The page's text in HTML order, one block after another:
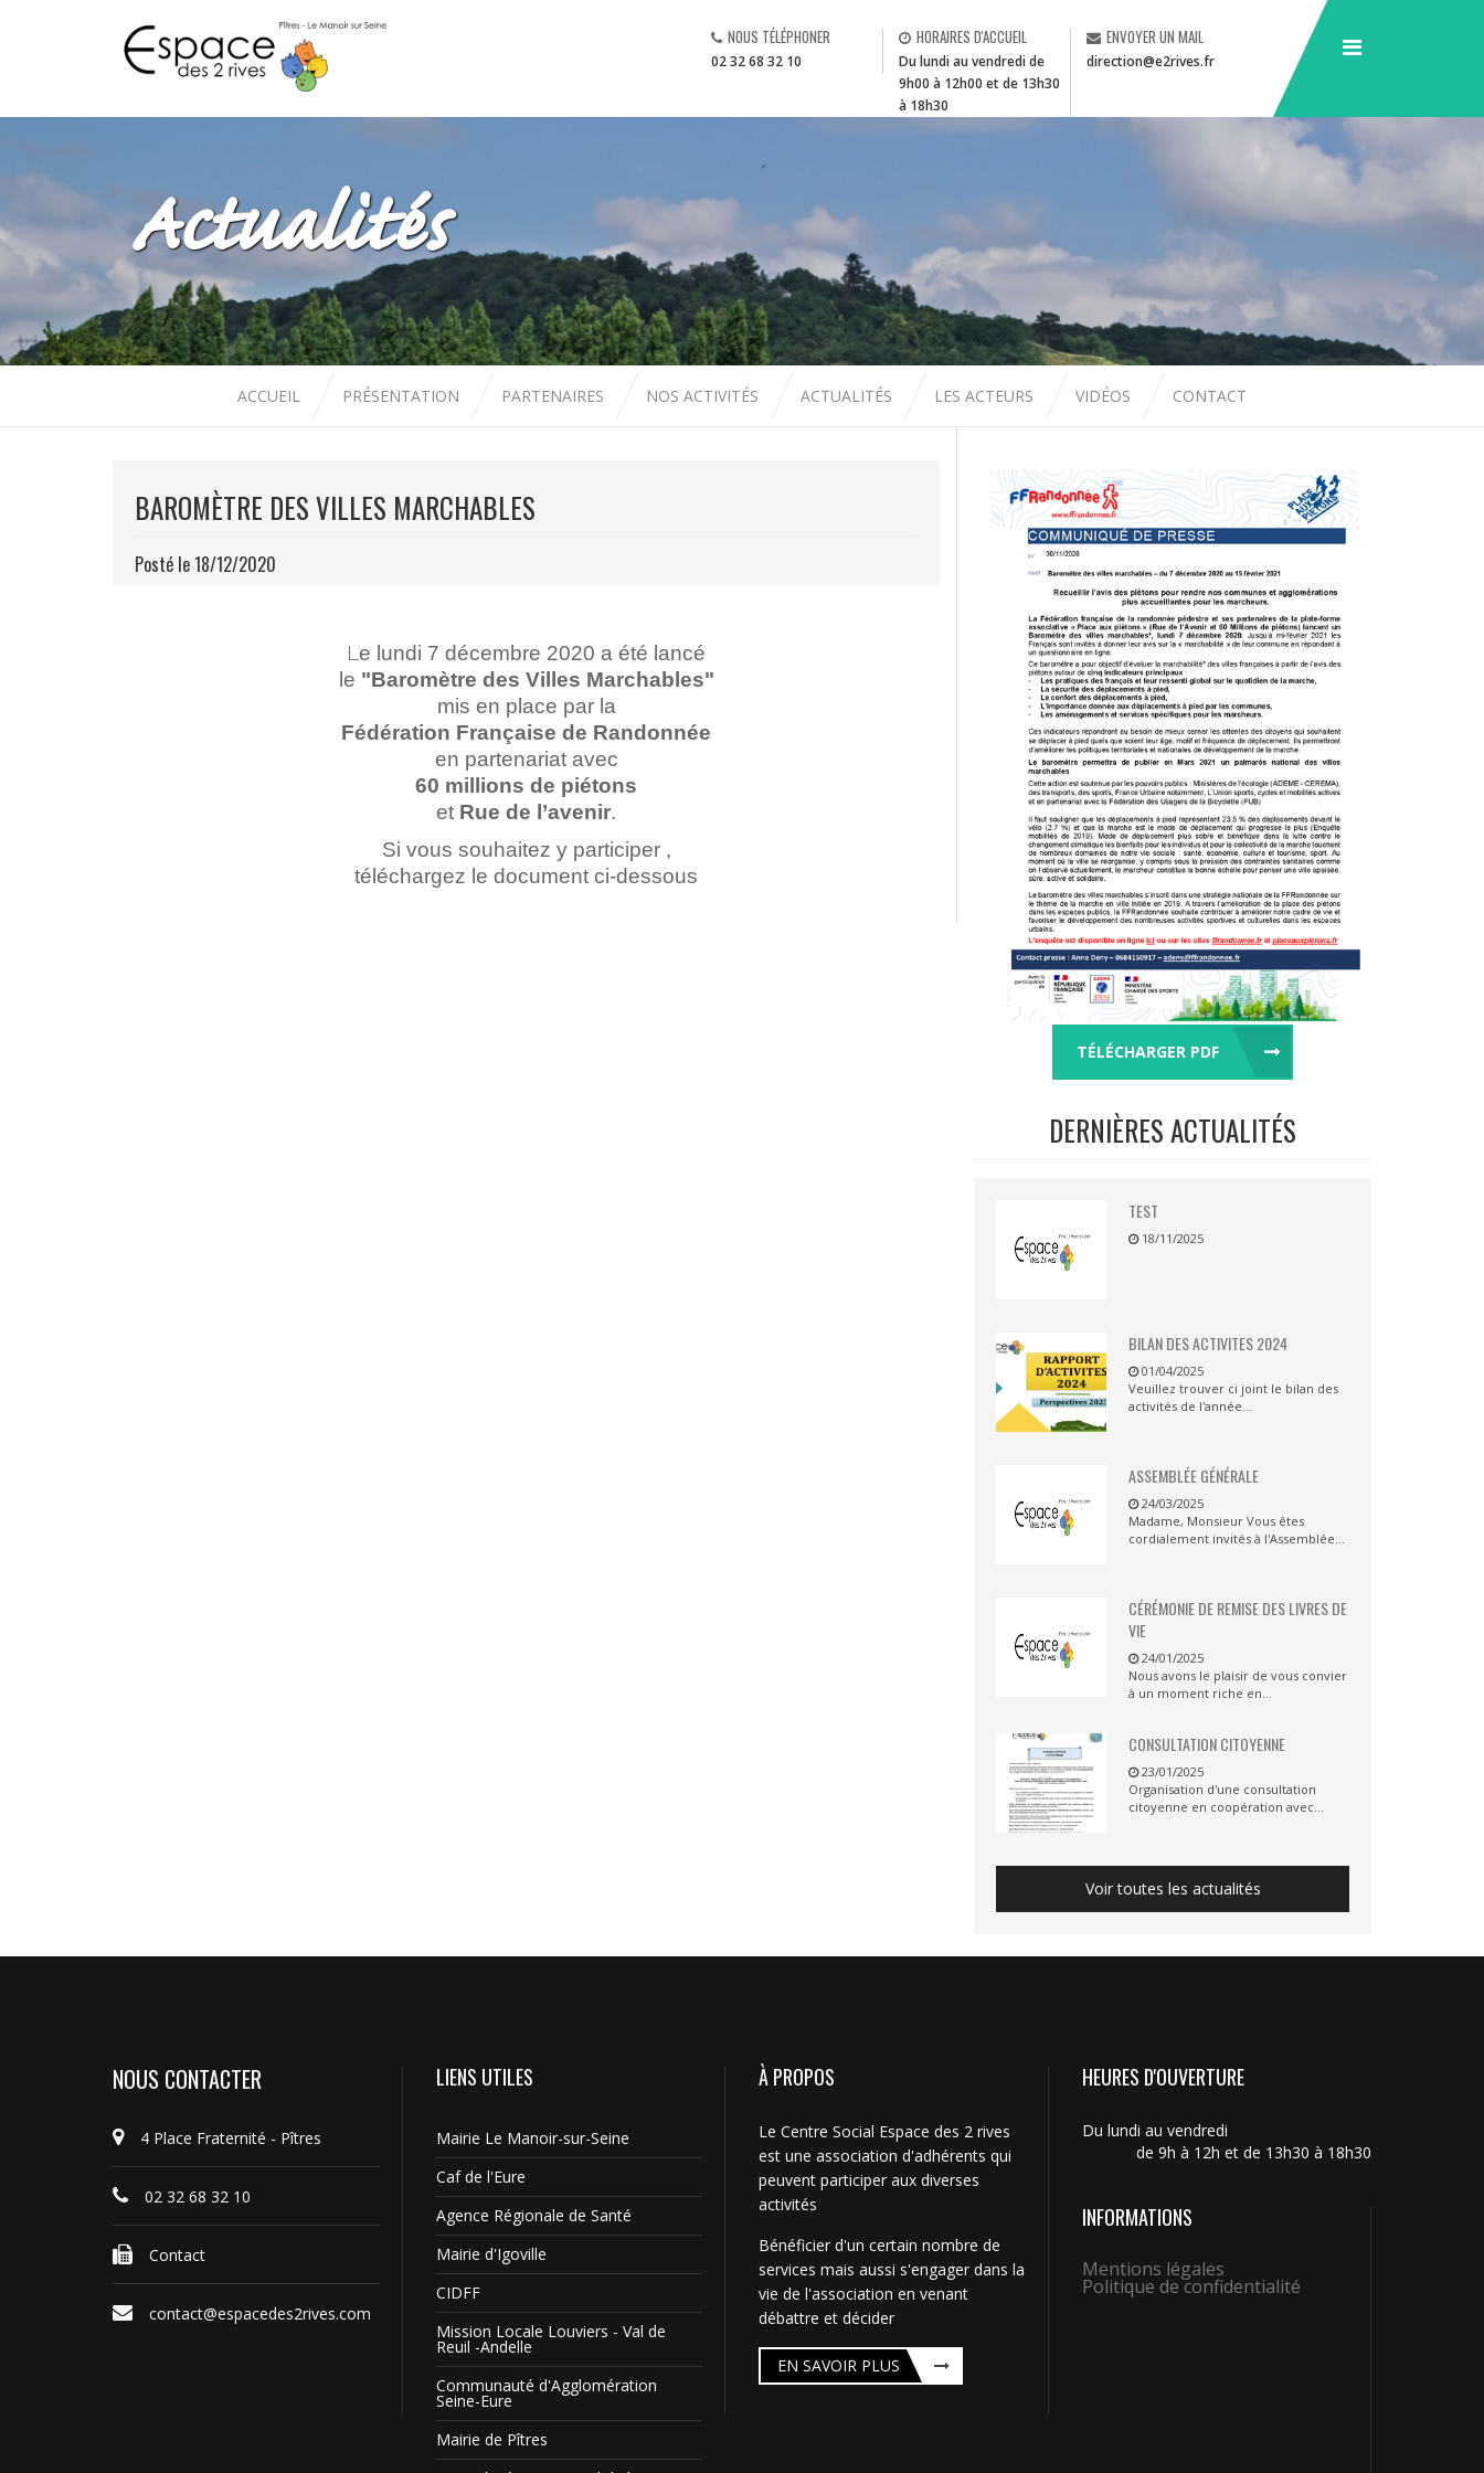
NOUS TÉLÉPHONER
02 32 68 32 10
HORAIRES D'ACCUEIL
Du lundi au vendredi de
9h00 à 12h00 et de 13h30
à 18h30
ENVOYER UN MAIL
direction@e2rives.fr
Actualités
ACCUEIL PRÉSENTATION PARTENAIRES NOS ACTIVITÉS ACTUALITÉS LES ACTEURS VIDÉOS CONTACT
BAROMÈTRE DES VILLES MARCHABLES
Posté le 18/12/2020
L e lundi 7 décembre 2020 a été lancé
le "Baromètre des Villes Marchables"
mis en place par la
Fédération Française de Randonnée
en partenariat avec
60 millions de piétons
et Rue de l’avenir.
Si vous souhaitez y participer ,
téléchargez le document ci-dessous
TÉLÉCHARGER PDF
DERNIÈRES ACTUALITÉS
TEST
18/11/2025
BILAN DES ACTIVITES 2024
01/04/2025
Veuillez trouver ci joint le bilan des
activités de l'année...
ASSEMBLÉE GÉNÉRALE
24/03/2025
Madame, Monsieur Vous êtes
cordialement invités à l'Assemblée...
CÉRÉMONIE DE REMISE DES LIVRES DE
VIE
24/01/2025
Nous avons le plaisir de vous convier
à un moment riche en...
CONSULTATION CITOYENNE
23/01/2025
Organisation d'une consultation
citoyenne en coopération avec...
Voir toutes les actualités
NOUS CONTACTER
4 Place Fraternité - Pîtres
02 32 68 32 10
Contact
contact@espacedes2rives.com
LIENS UTILES
Mairie Le Manoir-sur-Seine
Caf de l'Eure
Agence Régionale de Santé
Mairie d'Igoville
CIDFF
Mission Locale Louviers - Val de
Reuil -Andelle
Communauté d'Agglomération
Seine-Eure
Mairie de Pîtres
À PROPOS
Le Centre Social Espace des 2 rives
est une association d'adhérents qui
peuvent participer aux diverses
activités
Bénéficier d'un certain nombre de
services mais aussi s'engager dans la
vie de l'association en venant
débattre et décider
EN SAVOIR PLUS
HEURES D'OUVERTURE
Du lundi au vendredi
de 9h à 12h et de 13h30 à 18h30
INFORMATIONS
Mentions légales
Politique de confidentialité